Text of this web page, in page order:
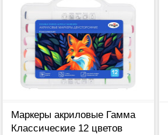
Маркеры акриловые Гамма
Классические 12 цветов